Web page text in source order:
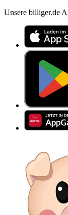
Unsere billiger.de